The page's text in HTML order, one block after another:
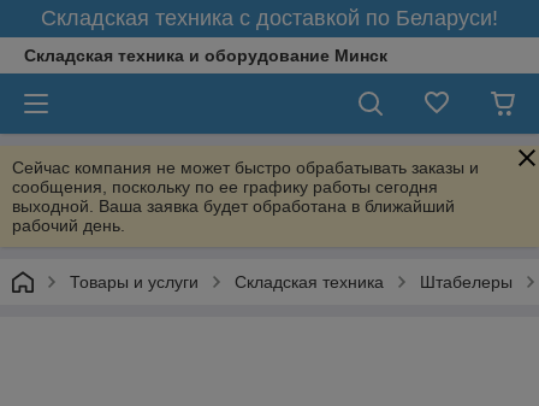
Складская техника с доставкой по Беларуси!
Складская техника и оборудование Минск
Сейчас компания не может быстро обрабатывать заказы и
сообщения, поскольку по ее графику работы сегодня
выходной. Ваша заявка будет обработана в ближайший
рабочий день.
Товары и услуги Складская техника Штабелеры